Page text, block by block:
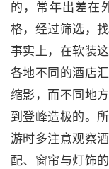
的，常年出差在
格，经过筛选，
事实上，在软装
各地不同的酒店
缩影，而不同地
到登峰造极的。
游时多注意观察
配、窗帘与灯饰